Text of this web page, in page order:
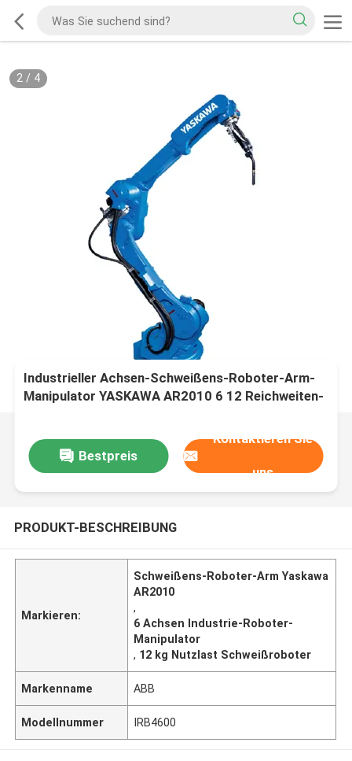
2/ 4
Industrieller Achsen-Schweißens-Roboter-Arm-
Manipulator YASKAWA AR2010 6 12 Reichweiten-
Bestpreis
Kontaktieren Sie
uns
PRODUKT-BESCHREIBUNG
Markieren:
Schweißens-Roboter-Arm Yaskawa
AR2010
,
6 Achsen Industrie-Roboter-
Manipulator
, 12 kg Nutzlast Schweißroboter
Markenname ABB
Modellnummer IRB4600